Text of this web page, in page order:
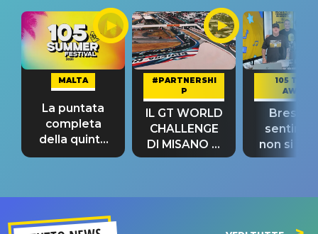
MALTA
La puntata
completa
della quinta
tappa
#PARTNERSHI
P
IL GT WORLD
CHALLENGE
DI MISANO si
riconferma
105 TAKE
AWAY
Bresh:
non si
fino alla